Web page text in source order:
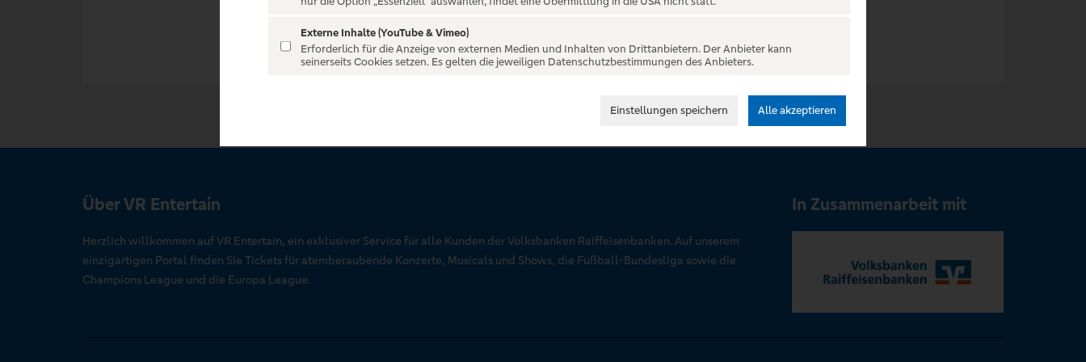
Über VR Entertain
Herzlich willkommen auf VR Entertain, ein exklusiver Service für alle Kunden der Volksbanken Raiffeisenbanken. Auf unserem
einzigartigen Portal finden Sie Tickets für atemberaubende Konzerte, Musicals und Shows, die Fußball-Bundesliga sowie die
Champions League und die Europa League.
In Zusammenarbeit mit
Externe Inhalte (YouTube & Vimeo)
Erforderlich für die Anzeige von externen Medien und Inhalten von Drittanbietern. Der Anbieter kann
seinerseits Cookies setzen. Es gelten die jeweiligen Datenschutzbestimmungen des Anbieters.
Einstellungen speichern Alle akzeptieren